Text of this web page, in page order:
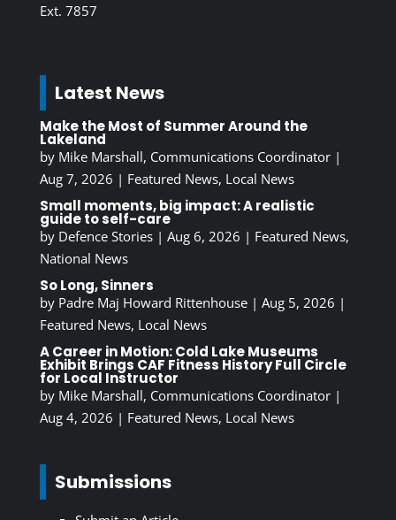
Ext. 7857
Latest News
Make the Most of Summer Around the
Lakeland
by Mike Marshall, Communications Coordinator|
Aug 7, 2026 | Featured News, Local News
Small moments, big impact: A realistic
guide to self-care
by Defence Stories| Aug 6, 2026 | Featured News,
National News
So Long, Sinners
by Padre Maj Howard Rittenhouse| Aug 5, 2026 |
Featured News, Local News
A Career in Motion: Cold Lake Museums
Exhibit Brings CAF Fitness History Full Circle
for Local Instructor
by Mike Marshall, Communications Coordinator|
Aug 4, 2026 | Featured News, Local News
Submissions